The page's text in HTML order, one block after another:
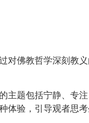
佛教哲学深刻教
题包括宁静、专
验，引导观者思